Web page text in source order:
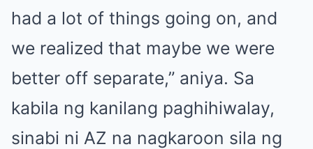
had a lot of things going on, and
we realized that maybe we were
better off separate,” aniya. Sa
kabila ng kanilang paghihiwalay,
sinabi ni AZ na nagkaroon sila ng